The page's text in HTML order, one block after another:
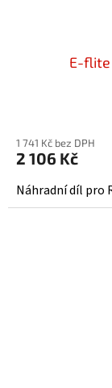
E-flite
1 741 Kč bez DPH
2 106 Kč
Náhradní díl pro